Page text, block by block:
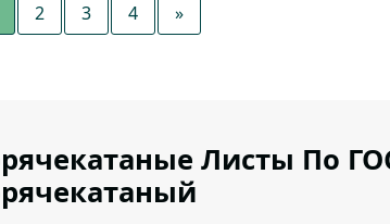
2 3 4 »
Листы По